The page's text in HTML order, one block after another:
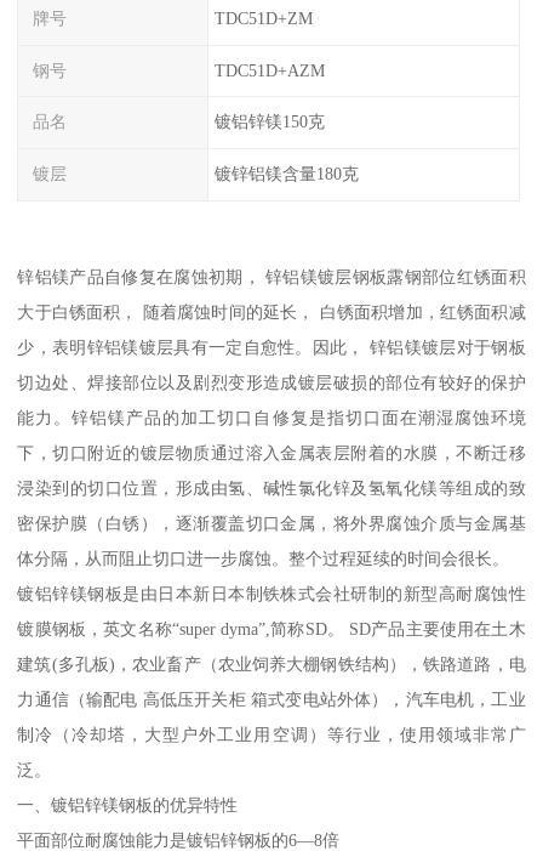
牌号 TDC51D+ZM
钢号 TDC51D+AZM
品名 镀铝锌镁150克
镀层 镀锌铝镁含量180克
锌铝镁产品自修复在腐蚀初期， 锌铝镁镀层钢板露钢部位红锈面积
大于白锈面积， 随着腐蚀时间的延长， 白锈面积增加，红锈面积减
少，表明锌铝镁镀层具有一定自愈性。因此， 锌铝镁镀层对于钢板
切边处、焊接部位以及剧烈变形造成镀层破损的部位有较好的保护
能力。锌铝镁产品的加工切口自修复是指切口面在潮湿腐蚀环境
下，切口附近的镀层物质通过溶入金属表层附着的水膜，不断迁移
浸染到的切口位置，形成由氢、碱性氯化锌及氢氧化镁等组成的致
密保护膜（白锈），逐渐覆盖切口金属，将外界腐蚀介质与金属基
体分隔，从而阻止切口进一步腐蚀。整个过程延续的时间会很长。
镀铝锌镁钢板是由日本新日本制铁株式会社研制的新型高耐腐蚀性
镀膜钢板，英文名称“super dyma”,简称SD。 SD产品主要使用在土木
建筑(多孔板)，农业畜产（农业饲养大棚钢铁结构），铁路道路，电
力通信（输配电 高低压开关柜 箱式变电站外体），汽车电机，工业
制冷（冷却塔，大型户外工业用空调）等行业，使用领域非常广
泛。
一、镀铝锌镁钢板的优异特性
平面部位耐腐蚀能力是镀铝锌钢板的6—8倍